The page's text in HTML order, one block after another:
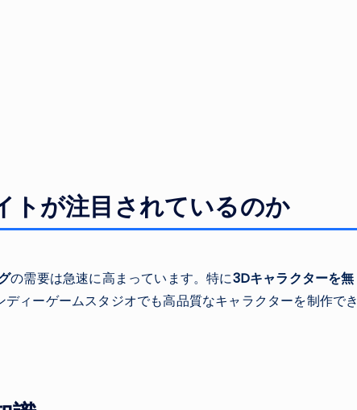
トが注目されているのか
の需要は急速に高まっています。特に3Dキャラクターを無
ィーゲームスタジオでも高品質なキャラクターを制作でき